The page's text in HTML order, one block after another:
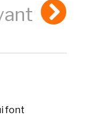
font